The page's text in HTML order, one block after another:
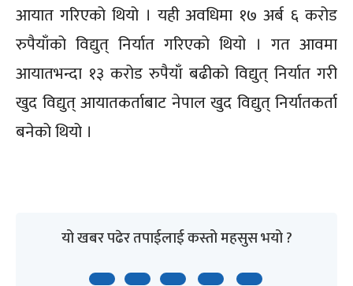
आयात गरिएको थियो । यही अवधिमा १७ अर्ब ६ करोड
रुपैयाँको विद्युत् निर्यात गरिएको थियो । गत आवमा
आयातभन्दा १३ करोड रुपैयाँ बढीको विद्युत् निर्यात गरी
खुद विद्युत् आयातकर्ताबाट नेपाल खुद विद्युत् निर्यातकर्ता
बनेको थियो ।
यो खबर पढेर तपाईलाई कस्तो महसुस भयो ?